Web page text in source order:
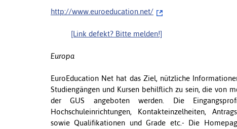
http://www.euroeducation.net/
[Link defekt? Bitte melden!]
Europa
EuroEducation Net hat das Ziel, nützliche
Studiengängen und Kursen behilflich zu sein, die von
der GUS angeboten werden. Die
Hochschuleinrichtungen, Kontakteinzelheiten,
sowie Qualifikationen und Grade etc.- Die